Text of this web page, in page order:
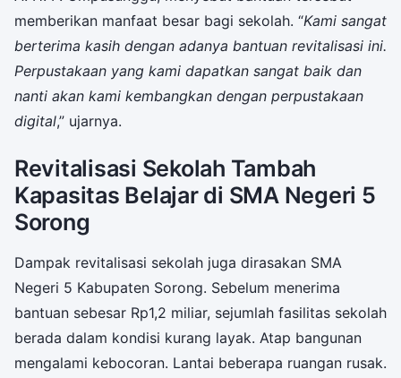
memberikan manfaat besar bagi sekolah. “Kami sangat
berterima kasih dengan adanya bantuan revitalisasi ini.
Perpustakaan yang kami dapatkan sangat baik dan
nanti akan kami kembangkan dengan perpustakaan
digital,” ujarnya.
Revitalisasi Sekolah Tambah
Kapasitas Belajar di SMA Negeri 5
Sorong
Dampak revitalisasi sekolah juga dirasakan SMA
Negeri 5 Kabupaten Sorong. Sebelum menerima
bantuan sebesar Rp1,2 miliar, sejumlah fasilitas sekolah
berada dalam kondisi kurang layak. Atap bangunan
mengalami kebocoran. Lantai beberapa ruangan rusak.